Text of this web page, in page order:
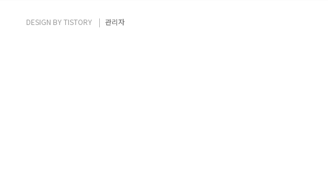
DESIGN BYTISTORY 관리자